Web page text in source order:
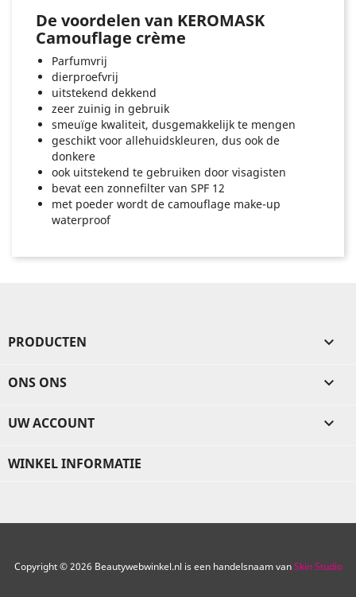
De voordelen van KEROMASK
Camouflage crème
Parfumvrij
dierproefvrij
uitstekend dekkend
zeer zuinig in gebruik
smeuïge kwaliteit, dusgemakkelijk te mengen
geschikt voor allehuidskleuren, dus ook de
donkere
ook uitstekend te gebruiken door visagisten
bevat een zonnefilter van SPF 12
met poeder wordt de camouflage make-up
waterproof
PRODUCTEN 
ONS ONS 
UW ACCOUNT 
WINKEL INFORMATIE
Copyright © 2026 Beautywebwinkel.nl is een handelsnaam vanSkin Studio